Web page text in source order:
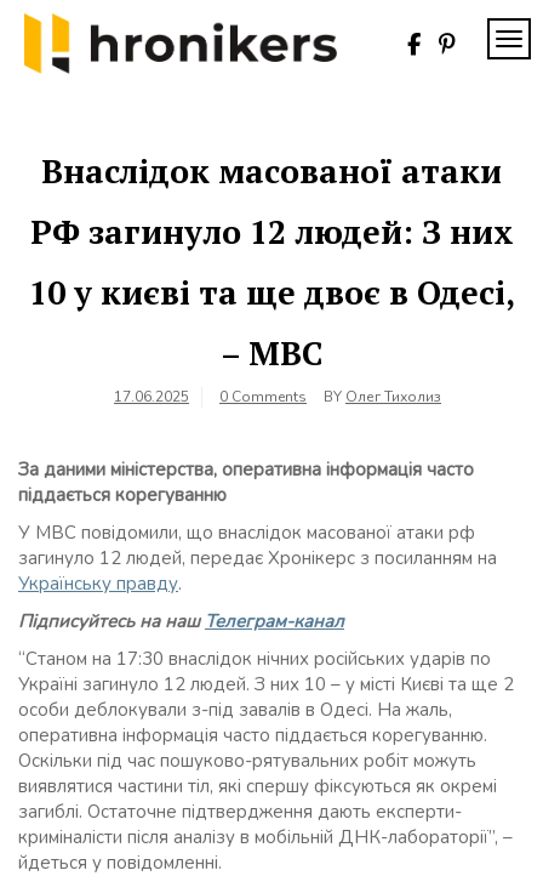
Skip
content
Внаслідок масованої атаки
РФ загинуло 12 людей: З них
10 у києві та ще двоє в Одесі,
– МВС
17.06.2025 0 Comments BY Олег Тихолиз
За даними міністерства, оперативна інформація часто
піддається корегуванню
У МВС повідомили, що внаслідок масованої атаки рф
загинуло 12 людей, передає Хронікерс з посиланням на
Українську правду.
Підписуйтесь на наш Телеграм-канал
“Станом на 17:30 внаслідок нічних російських ударів по
Україні загинуло 12 людей. З них 10 – у місті Києві та ще 2
особи деблокували з-під завалів в Одесі. На жаль,
оперативна інформація часто піддається корегуванню.
Оскільки під час пошуково-рятувальних робіт можуть
виявлятися частини тіл, які спершу фіксуються як окремі
загиблі. Остаточне підтвердження дають експерти-
криміналісти після аналізу в мобільній ДНК-лабораторії”, –
йдеться у повідомленні.